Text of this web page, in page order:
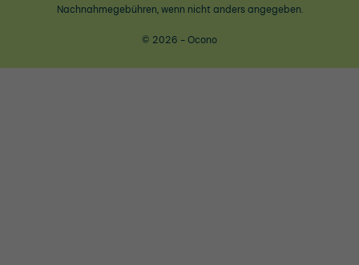
Nachnahmegebühren, wenn nicht anders angegeben.
© 2026 - Ocono